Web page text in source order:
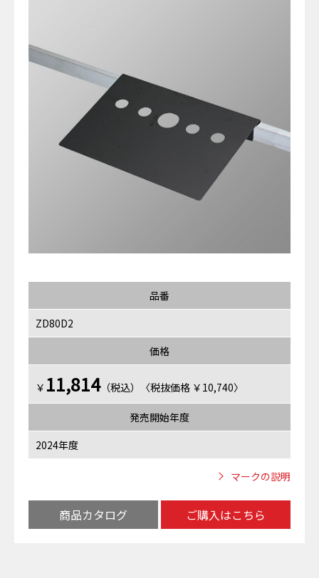
品番
ZD80D2
価格
￥ 11,814（税込）〈税抜価格 ￥10,740〉
発売開始年度
2024年度
マークの説明
商品カタログ ご購入はこちら